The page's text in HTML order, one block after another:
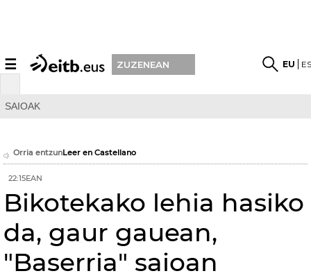
☰ ZUZENEAN EU
SAIOAK
Orria entzunLeer en Castellano
22:15EAN
Bikotekako lehia hasiko
da, gaur gauean,
"Baserria" saioan